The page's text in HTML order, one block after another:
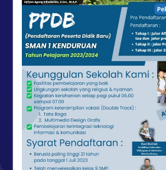
Kenduruan
Kebersihan
Sekolah
“Syawal
Harmoni
Halal Bihalal
Besar SMAN 1
1447 H”
Festival
Track SMAN 1
Latih Jiwa
Kreativitas